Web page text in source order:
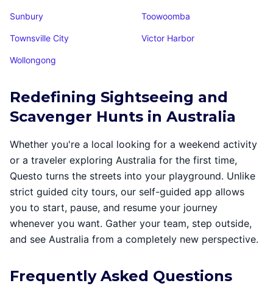
Sunbury Toowoomba
Townsville City Victor Harbor
Wollongong
Redefining Sightseeing and
Scavenger Hunts in Australia
Whether you're a local looking for a weekend activity
or a traveler exploring Australia for the first time,
Questo turns the streets into your playground. Unlike
strict guided city tours, our self-guided app allows
you to start, pause, and resume your journey
whenever you want. Gather your team, step outside,
and see Australia from a completely new perspective.
Frequently Asked Questions